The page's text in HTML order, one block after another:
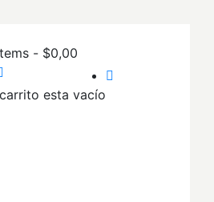
- $0,00
esta vacío